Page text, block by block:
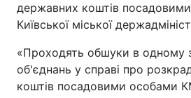
державних коштів
Київської міської
«Проходять обшуки в одному
об'єднань у справі про
коштів посадовими особами